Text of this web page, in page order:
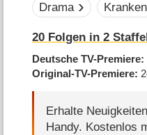
Drama
20 Folgen in2
Deutsche TV-Premiere
Original-TV-Premiere
Erhalte
Handy. Kostenlos